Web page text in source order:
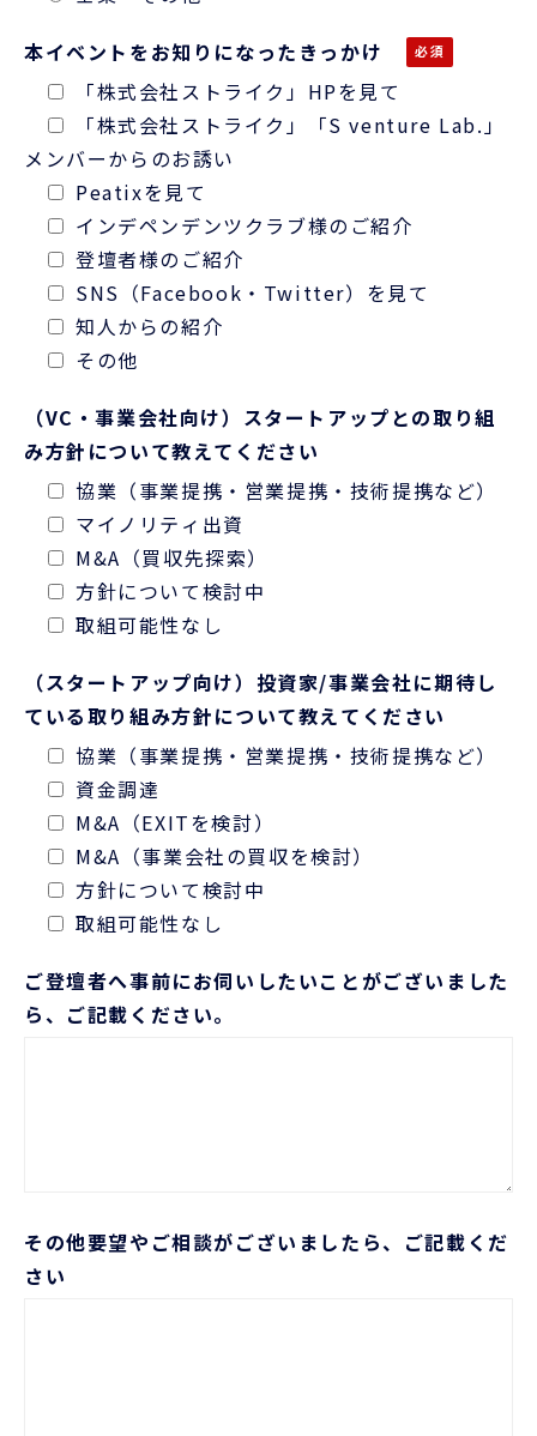
本イベントをお知りになったきっかけ
「株式会社ストライク」HPを見て
「株式会社ストライク」「S venture Lab.」
メンバーからのお誘い
Peatixを見て
インデペンデンツクラブ様のご紹介
登壇者様のご紹介
SNS（Facebook・Twitter）を見て
知人からの紹介
その他
（VC・事業会社向け）スタートアップとの取り組
み方針について教えてください
協業（事業提携・営業提携・技術提携など）
マイノリティ出資
M&A（買収先探索）
方針について検討中
取組可能性なし
（スタートアップ向け）投資家/事業会社に期待し
ている取り組み方針について教えてください
協業（事業提携・営業提携・技術提携など）
資金調達
M&A（EXITを検討）
M&A（事業会社の買収を検討）
方針について検討中
取組可能性なし
ご登壇者へ事前にお伺いしたいことがございました
ら、ご記載ください。
その他要望やご相談がございましたら、ご記載くだ
さい